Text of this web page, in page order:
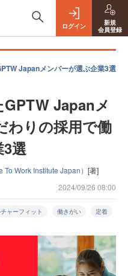
ログイン
新規
会員登録
Japanメンバーが選ぶ企業3選
Japanメ
わりの採用で働
選
Work Institute Japan） [著]
2024/09/26 08:00
ャーフィット 働きがい 定着